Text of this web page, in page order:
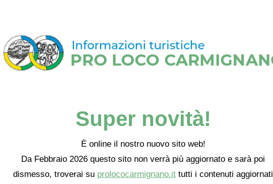
Super novità!
È online il nostro nuovo sito web!
Da Febbraio 2026 questo sito non verrà più aggiornato e sarà poi
dismesso, troverai su prolococarmignano.it tutti i contenuti aggiornati